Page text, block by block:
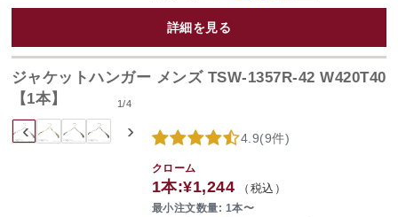
詳細を見る
‹ ›
1/4
ジャケットハンガー メンズ TSW-1357R-42 W420T40
【1本】
4.9(9件)
クローム
1本:¥1,244 （税込）
最小注文数量: 1本〜